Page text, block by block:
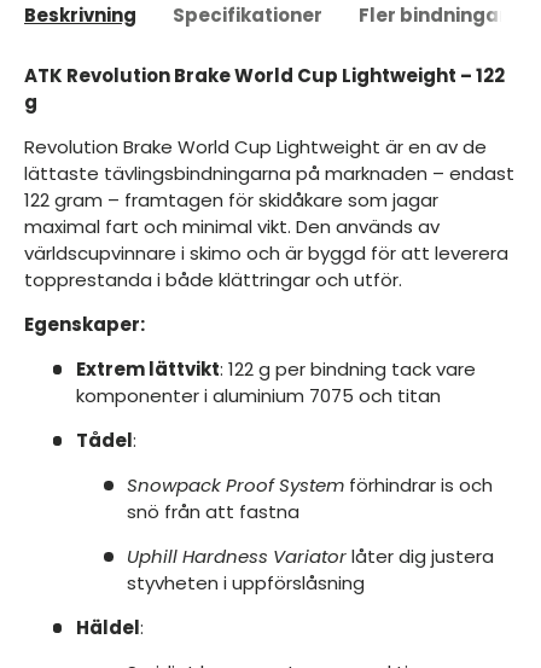
Beskrivning Specifikationer Fler bindningar
ATK Revolution Brake World Cup Lightweight – 122
g
Revolution Brake World Cup Lightweight är en av de
lättaste tävlingsbindningarna på marknaden – endast
122 gram – framtagen för skidåkare som jagar
maximal fart och minimal vikt. Den används av
världscupvinnare i skimo och är byggd för att leverera
topprestanda i både klättringar och utför.
Egenskaper:
Extrem lättvikt: 122 g per bindning tack vare
komponenter i aluminium 7075 och titan
Tådel:
Snowpack Proof System förhindrar is och
snö från att fastna
Uphill Hardness Variatorlåter dig justera
styvheten i uppförslåsning
Häldel: